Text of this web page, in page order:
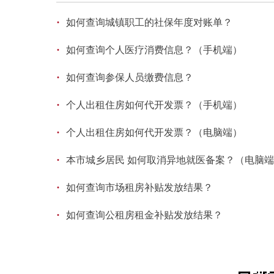
· 如何查询城镇职工的社保年度对账单？
· 如何查询个人医疗消费信息？（手机端）
· 如何查询参保人员缴费信息？
· 个人出租住房如何代开发票？（手机端）
· 个人出租住房如何代开发票？（电脑端）
· 本市城乡居民 如何取消异地就医备案？（电脑
· 如何查询市场租房补贴发放结果？
· 如何查询公租房租金补贴发放结果？